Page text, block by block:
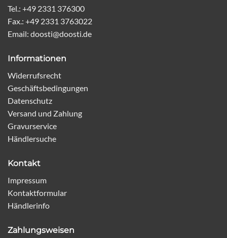
Tel.: +49 2331 376300
Fax.: +49 2331 3763022
Email: doosti@doosti.de
Informationen
Widerrufsrecht
Geschäftsbedingungen
Datenschutz
Versand und Zahlung
Gravurservice
Händlersuche
Kontakt
Impressum
Kontaktformular
Händlerinfo
Zahlungsweisen